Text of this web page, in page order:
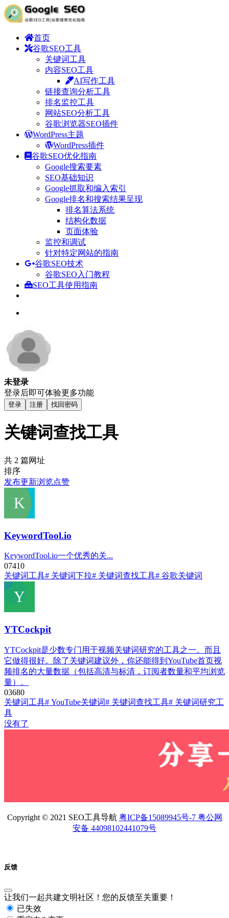
首页
谷歌SEO工具
关键词工具
内容SEO工具
AI写作工具
链接查询分析工具
排名监控工具
网站SEO分析工具
谷歌浏览器SEO插件
WordPress主题
WordPress插件
谷歌SEO优化指南
Google搜索要素
SEO基础知识
Google抓取和编入索引
Google排名和搜索结果呈现
排名算法系统
结构化数据
页面体验
监控和调试
针对特定网站的指南
谷歌SEO技术
谷歌SEO入门教程
SEO工具使用指南
未登录
登录后即可体验更多功能
登录 注册 找回密码
关键词查找工具
共 2 篇网址
排序
发布更新浏览点赞
KeywordTool.io
KeywordTool.io一个优秀的关...
07410
关键词工具# 关键词下拉# 关键词查找工具# 谷歌关键词
YTCockpit
YTCockpit是少数专门用于视频关键词研究的工具之一。而且
它做得很好。除了关键词建议外，你还能得到YouTube首页视
频排名的大量数据（包括高清与标清，订阅者数量和平均浏览
量）。
03680
关键词工具# YouTube关键词# 关键词查找工具# 关键词研究工
具
没有了
Copyright © 2021 SEO工具导航 粤ICP备15089945号-7 粤公网
安备 44098102441079号
反馈
让我们一起共建文明社区！您的反馈至关重要！
已失效